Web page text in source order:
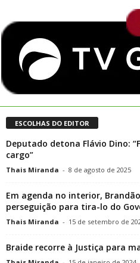
ESCOLHAS DO EDITOR
Deputado detona Flávio Dino:
cargo”
Thais Miranda - 8 de agosto de 2025
Em agenda no interior,
perseguição para tira-lo do
Thais Miranda - 15 de setembro de
Braide recorre à Justiça para